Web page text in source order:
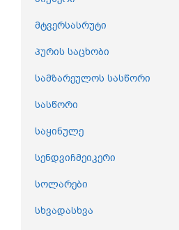
მტვერსასრუტი
პურის საცხობი
სამზარეულოს სასწორი
სასწორი
საყინულე
სენდვიჩმეიკერი
სოლარები
სხვადასხვა